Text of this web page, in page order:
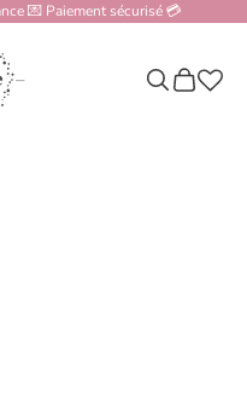
💌 Paiement sécurisé 💳
Recherche
Panier